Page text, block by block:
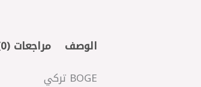
الوصف
مراجعات (0)
BOGE تركي